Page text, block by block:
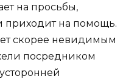
на просьбы,
приходит на помощь.
скорее невидимым
посредником